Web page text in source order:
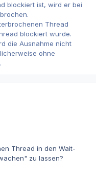
blockiert ist, wird er bei
Thread
blockiert wurde.
die Ausnahme nicht
ohne
Thread in den Wait-
zu lassen?